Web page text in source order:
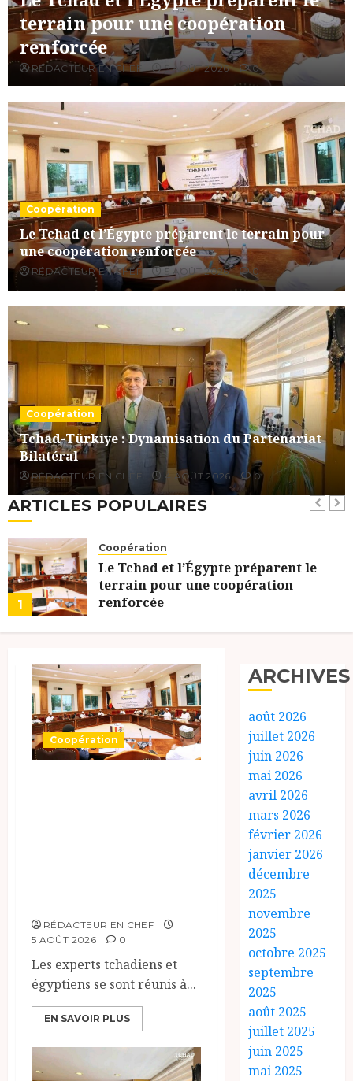
terrain pour une coopération
renforcée
RÉDACTEUR EN CHEF 5 AOÛT 2026 0
Coopération
Le Tchad et l’Égypte préparent le terrain pour
une coopération renforcée
RÉDACTEUR EN CHEF 5 AOÛT 2026 0
Coopération
Tchad-Türkiye : Dynamisation du Partenariat
Bilatéral
RÉDACTEUR EN CHEF 4 AOÛT 2026 0
ARTICLES POPULAIRES
1
Coopération
Le Tchad et l’Égypte préparent le
terrain pour une coopération
renforcée
Coopération
RÉDACTEUR EN CHEF
5 AOÛT 2026
0
Les experts tchadiens et
égyptiens se sont réunis à...
EN SAVOIR PLUS
ARCHIVES
août 2026
juillet 2026
juin 2026
mai 2026
avril 2026
mars 2026
février 2026
janvier 2026
décembre
2025
novembre
2025
octobre 2025
septembre
2025
août 2025
juillet 2025
juin 2025
mai 2025